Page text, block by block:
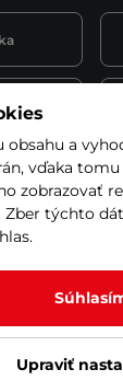
produkt
SK, s.r.o.
obsahu a
vďaka tomu
zobrazovať
týchto
Upraviť